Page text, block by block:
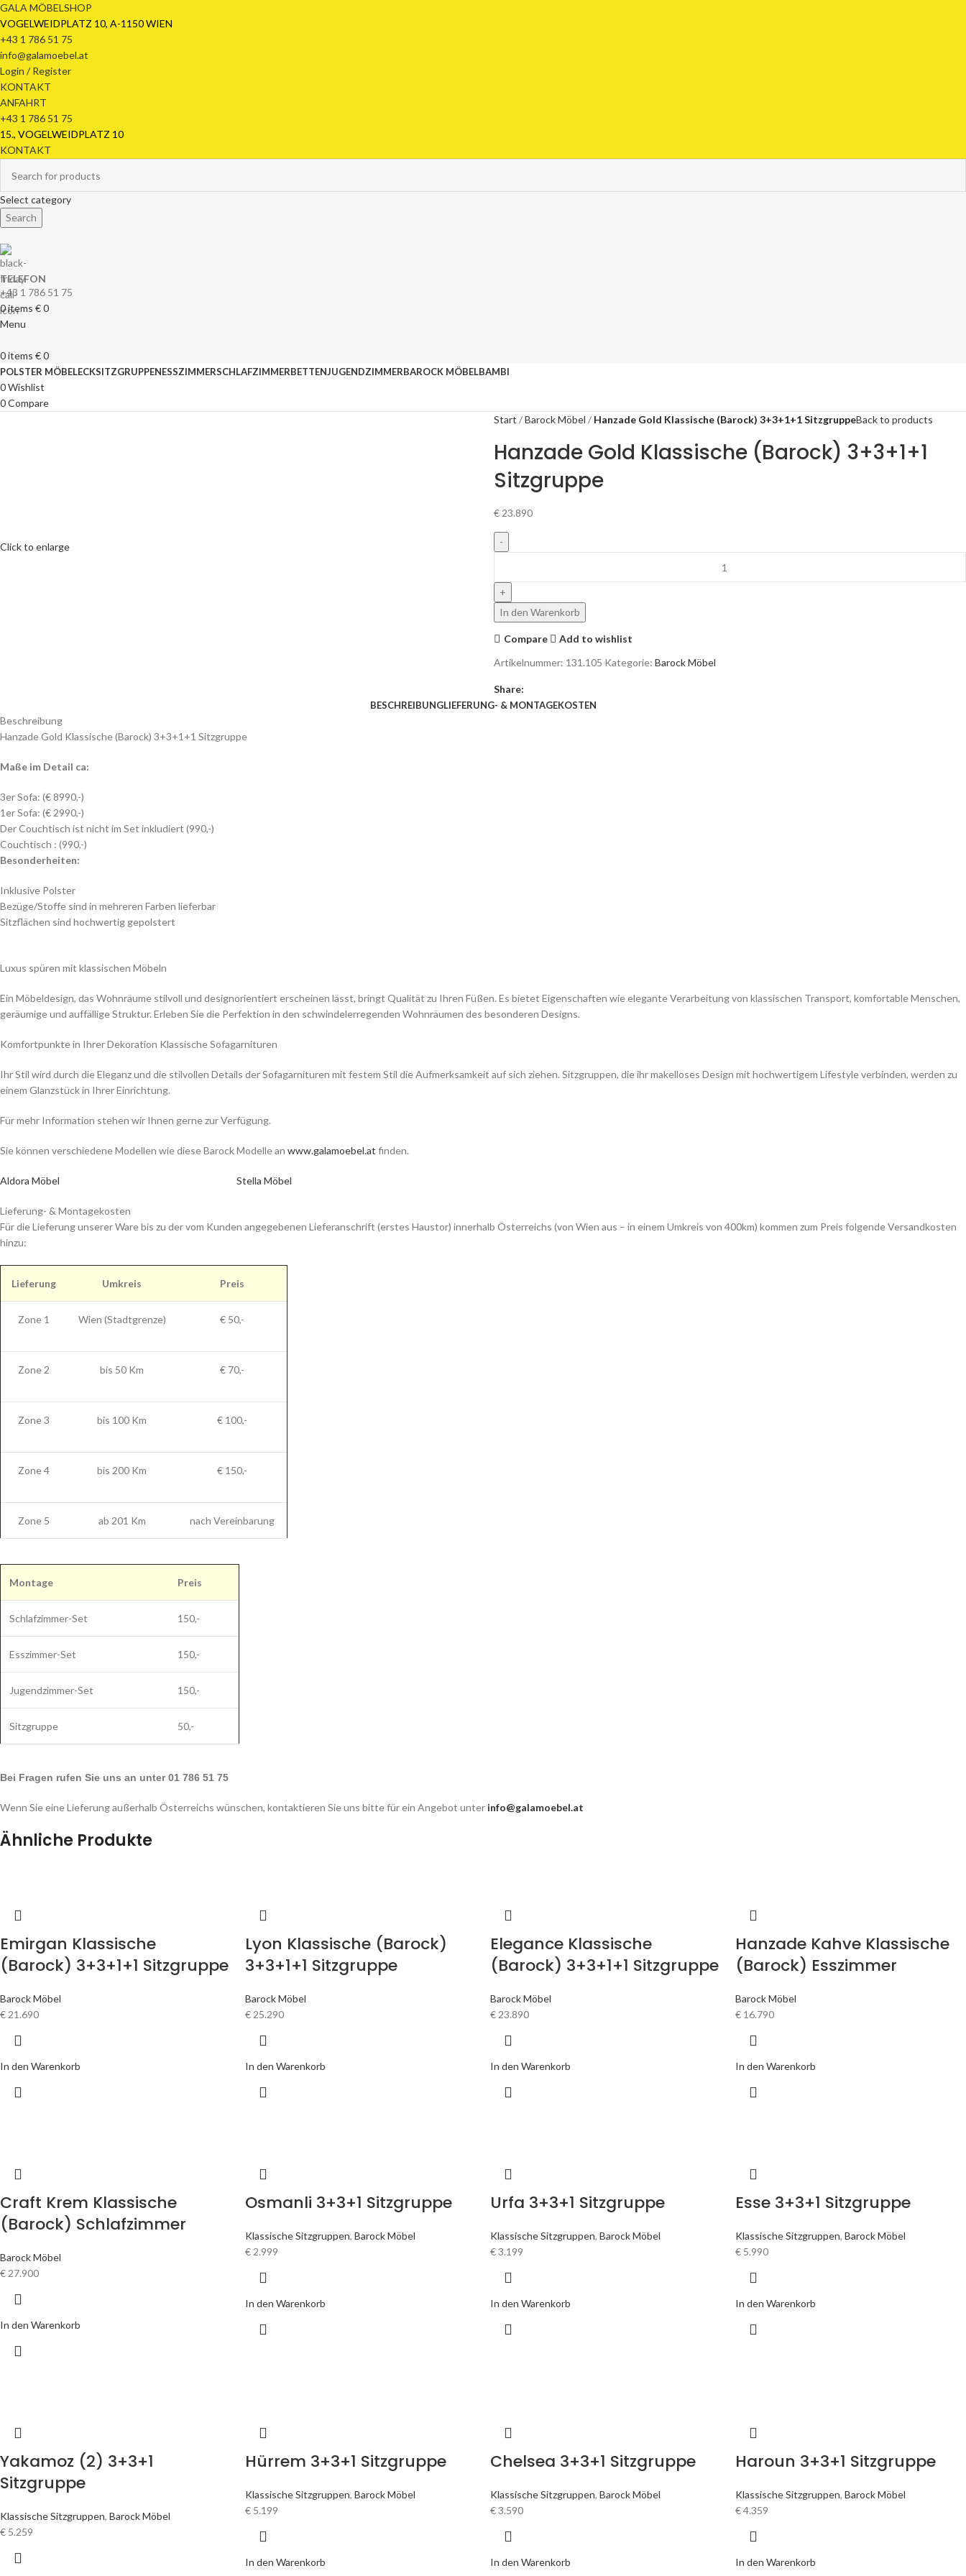
GALA MÖBELSHOP
VOGELWEIDPLATZ 10, A-1150 WIEN
+43 1 786 51 75
info@galamoebel.at
Login / Register
KONTAKT
ANFAHRT
+43 1 786 51 75
15., VOGELWEIDPLATZ 10
KONTAKT
Select category
Search
TELEFON
+43 1 786 51 75
0items €0
Menu
0items €0
POLSTER MÖBELECKSITZGRUPPENESSZIMMERSCHLAFZIMMERBETTENJUGENDZIMMERBAROCK MÖBELBAMBI
0Wishlist
0Compare
Click to enlarge
Start Barock Möbel Hanzade Gold Klassische (Barock) 3+3+1+1 SitzgruppeBack to products
Hanzade Gold Klassische (Barock) 3+3+1+1
Sitzgruppe
€ 23.890
In den Warenkorb
Compare
Add to wishlist
Artikelnummer: 131.105 Kategorie: Barock Möbel
Share:
BESCHREIBUNGLIEFERUNG- & MONTAGEKOSTEN
Beschreibung
Hanzade Gold Klassische (Barock) 3+3+1+1 Sitzgruppe
Maße im Detail ca:
3er Sofa: (€ 8990,-)
1er Sofa: (€ 2990,-)
Der Couchtisch ist nicht im Set inkludiert (990,-)
Couchtisch : (990,-)
Besonderheiten:
Inklusive Polster
Bezüge/Stoffe sind in mehreren Farben lieferbar
Sitzflächen sind hochwertig gepolstert
Luxus spüren mit klassischen Möbeln
Ein Möbeldesign, das Wohnräume stilvoll und designorientiert erscheinen lässt, bringt Qualität zu Ihren Füßen. Es bietet Eigenschaften wie elegante Verarbeitung von klassischen Transport, komfortable Menschen,
geräumige und auffällige Struktur. Erleben Sie die Perfektion in den schwindelerregenden Wohnräumen des besonderen Designs.
Komfortpunkte in Ihrer Dekoration Klassische Sofagarnituren
Ihr Stil wird durch die Eleganz und die stilvollen Details der Sofagarnituren mit festem Stil die Aufmerksamkeit auf sich ziehen. Sitzgruppen, die ihr makelloses Design mit hochwertigem Lifestyle verbinden, werden zu
einem Glanzstück in Ihrer Einrichtung.
Für mehr Information stehen wir Ihnen gerne zur Verfügung.
Sie können verschiedene Modellen wie diese Barock Modelle an www.galamoebel.at finden.
Aldora Möbel Stella Möbel
Lieferung- & Montagekosten
Für die Lieferung unserer Ware bis zu der vom Kunden angegebenen Lieferanschrift (erstes Haustor) innerhalb Österreichs (von Wien aus – in einem Umkreis von 400km) kommen zum Preis folgende Versandkosten
hinzu:
Lieferung Umkreis Preis
Zone 1 Wien (Stadtgrenze) € 50,-
Zone 2 bis 50 Km € 70,-
Zone 3 bis 100 Km € 100,-
Zone 4 bis 200 Km € 150,-
Zone 5 ab 201 Km nach Vereinbarung
Montage Preis
Schlafzimmer-Set 150,-
Esszimmer-Set 150,-
Jugendzimmer-Set 150,-
Sitzgruppe 50,-
Bei Fragen rufen Sie uns an unter 01 786 51 75
Wenn Sie eine Lieferung außerhalb Österreichs wünschen, kontaktieren Sie uns bitte für ein Angebot unter info@galamoebel.at
Ähnliche Produkte
Emirgan Klassische
(Barock) 3+3+1+1 Sitzgruppe
Barock Möbel
€ 21.690
In den Warenkorb
Lyon Klassische (Barock)
3+3+1+1 Sitzgruppe
Barock Möbel
€ 25.290
In den Warenkorb
Elegance Klassische
(Barock) 3+3+1+1 Sitzgruppe
Barock Möbel
€ 23.890
In den Warenkorb
Hanzade Kahve Klassische
(Barock) Esszimmer
Barock Möbel
€ 16.790
In den Warenkorb
Craft Krem Klassische
(Barock) Schlafzimmer
Barock Möbel
€ 27.900
In den Warenkorb
Osmanli 3+3+1 Sitzgruppe
Klassische Sitzgruppen, Barock Möbel
€ 2.999
In den Warenkorb
Urfa 3+3+1 Sitzgruppe
Klassische Sitzgruppen, Barock Möbel
€3.199
In den Warenkorb
Esse 3+3+1 Sitzgruppe
Klassische Sitzgruppen, Barock Möbel
€ 5.990
In den Warenkorb
Yakamoz (2) 3+3+1
Sitzgruppe
Klassische Sitzgruppen, Barock Möbel
€ 5.259
Hürrem 3+3+1 Sitzgruppe
Klassische Sitzgruppen, Barock Möbel
€ 5.199
In den Warenkorb
Chelsea 3+3+1 Sitzgruppe
Klassische Sitzgruppen, Barock Möbel
€3.590
In den Warenkorb
Haroun 3+3+1 Sitzgruppe
Klassische Sitzgruppen, Barock Möbel
€4.359
In den Warenkorb